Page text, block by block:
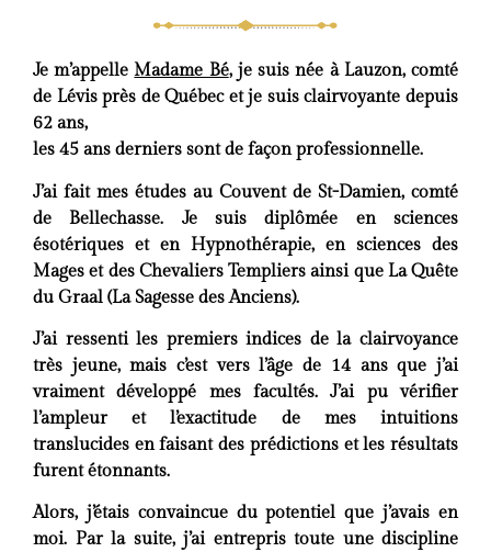
Je m’appelleMadame Bé, je suis née à Lauzon, comté
de Lévis près de Québec et je suis clairvoyante depuis
62 ans,
les 45 ans derniers sont de façon professionnelle.
J’ai fait mes études au Couvent de St-Damien, comté
de Bellechasse. Je suis diplômée en sciences
ésotériques et en Hypnothérapie, en sciences des
Mages et des Chevaliers Templiers ainsi que La Quête
du Graal (La Sagesse des Anciens).
J’ai ressenti les premiers indices de la clairvoyance
très jeune, mais c’est vers l’âge de 14 ans que j’ai
vraiment développé mes facultés. J’ai pu vérifier
l’ampleur et l’exactitude de mes intuitions
translucides en faisant des prédictions et les résultats
furent étonnants.
Alors, j’étais convaincue du potentiel que j’avais en
moi. Par la suite, j’ai entrepris toute une discipline